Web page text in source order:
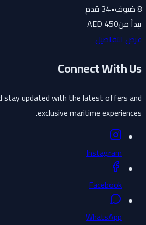
8ضيوف•
34 قدم
يبدأ من450 AED
عرض التفاصيل
Connect With Us
stay updated with the latest offers and
exclusive maritime experiences.
Instagram
Facebook
WhatsApp